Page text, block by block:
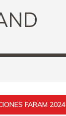
FARAM 2024